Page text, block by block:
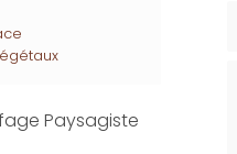
Paysagiste